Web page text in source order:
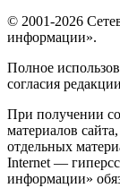
© 2001-2026
информации».
Полное
согласия
При получении
материалов
отдельных
Internet —
информации»